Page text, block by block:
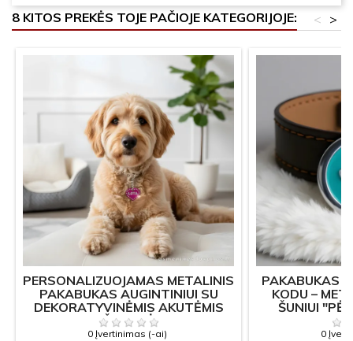
8 KITOS PREKĖS TOJE PAČIOJE KATEGORIJOJE: >
<
PERSONALIZUOJAMAS METALINIS
PAKABUKAS AUGINTINIUI SU
DEKORATYVINĖMIS AKUTĖMIS
"ŠIRDELĖ"
0 Įvertinimas (-ai)
PAKABUKAS
KODU –
ŠUNIUI
0